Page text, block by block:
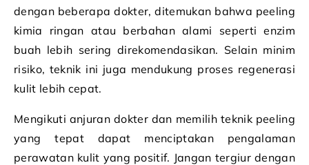
dengan beberapa dokter, ditemukan bahwa peeling
kimia ringan atau berbahan alami seperti enzim
buah lebih sering direkomendasikan. Selain minim
risiko, teknik ini juga mendukung proses regenerasi
kulit lebih cepat.
Mengikuti anjuran dokter dan memilih teknik peeling
yang tepat dapat menciptakan pengalaman
perawatan kulit yang positif. Jangan tergiur dengan